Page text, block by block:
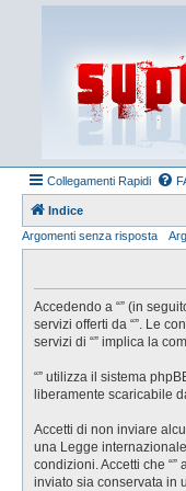
Collegamenti Rapidi
Indice
Argomenti senza risposta
Accedendo a “” (in
servizi offerti da “”. Le
servizi di “” implica la
“” utilizza il sistema
liberamente scaricabile
Accetti di non inviare
una Legge
condizioni. Accetti che
inviato sia conservata in